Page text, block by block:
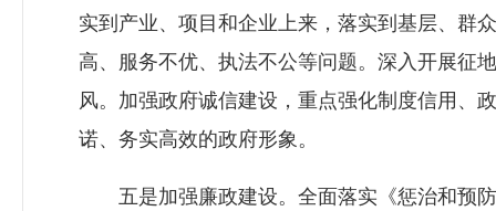
实到产业、项目和企业上来，落实到基层、群
高、服务不优、执法不公等问题。深入开展征
风。加强政府诚信建设，重点强化制度信用、
诺、务实高效的政府形象。
五是加强廉政建设。全面落实《惩治和预防